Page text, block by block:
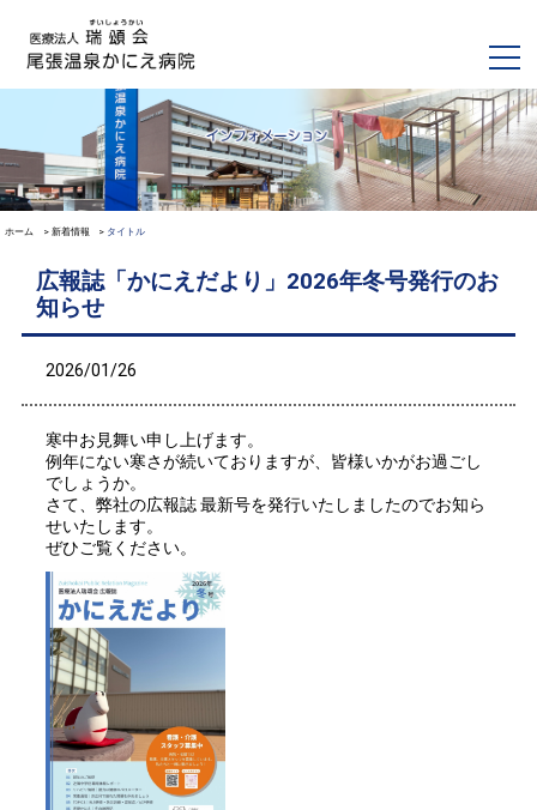
ホーム 新着情報 タイトル
広報誌「かにえだより」2026年冬号発行のお
知らせ
2026/01/26
寒中お見舞い申し上げます。
例年にない寒さが続いておりますが、皆様いかがお過ごし
でしょうか。
さて、弊社の広報誌 最新号を発行いたしましたのでお知ら
せいたします。
ぜひご覧ください。